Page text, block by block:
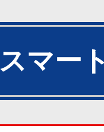
スマー